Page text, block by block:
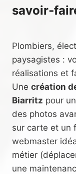
Plombiers,
paysagistes :
réalisations et
Une création
Biarritz pour
des photos
sur carte et un
webmaster
métier
une